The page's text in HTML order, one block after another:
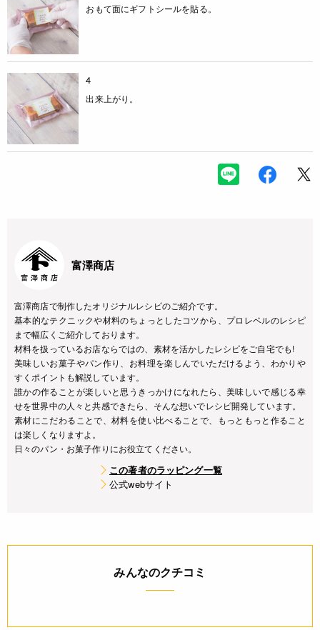
おもて面にギフトシールを貼る。
4
出来上がり。
富澤商店
富澤商店で制作したオリジナルレシピのご紹介です。
基本的なテクニックや材料のちょっとしたコツから、プロレベルのレシピ
まで幅広くご紹介しております。
材料を扱っているお店ならではの、素材を活かしたレシピをご自宅でも!
美味しいお菓子やパン作り、お料理を楽しんでいただけるよう、わかりや
すくポイントも解説しています。
誰かの作ることが楽しいと思うきっかけになれたら、美味しいで感じる幸
せを世界中の人々と共感できたら、そんな想いでレシピ開発しています。
素材にこだわることで、材料を使い比べることで、もっともっと作ること
は楽しくなりますよ。
日々のパン・お菓子作りにお役立てください。
この著者のラッピング一覧
公式webサイト
みんなのクチコミ